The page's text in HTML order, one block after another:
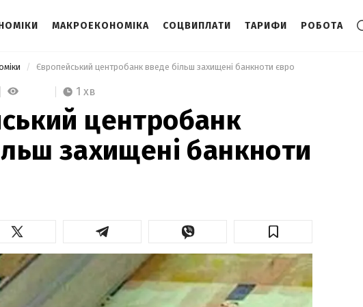
МАКРОЕКОНОМІКА СОЦВИПЛАТИ ТАРИФИ РОБОТА
Європейський центробанк введе більш захищені банкноти євро
1 хв
центробанк
захищені банкноти